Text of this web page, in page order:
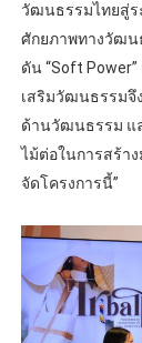
วัฒนธรรมไทยสู่ร
ศักยภาพทางวัฒน
ดัน “Soft
เสริมวัฒนธรรมจึ
ด้านวัฒนธรรม แ
ไม้ต่อในการสร้า
จัดโครงการนี้”